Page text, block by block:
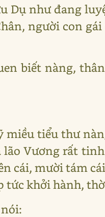
Dụ như đang
người con
biết nàng,
tiểu thư
Vương rất
cái, mười tám
tức khởi hành,